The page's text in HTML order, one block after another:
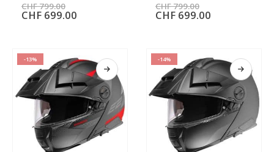
CHF799.00
CHF 699.00
CHF799.00
CHF 699.00
-13% -14%